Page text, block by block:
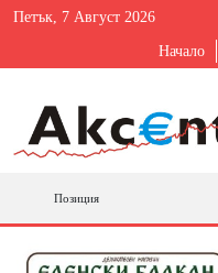
Петък, 7 Август 2026
Начало
Позиция